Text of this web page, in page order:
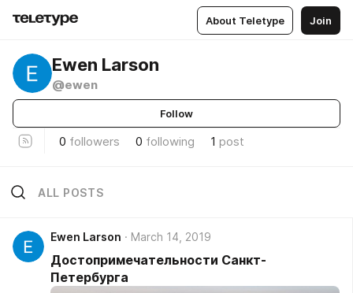
About Teletype Join
Ewen Larson
@ewen
Follow
0 followers 0 following 1 post
ALL POSTS
Ewen Larson March 14, 2019
Достопримечательности Санкт-
Петербурга